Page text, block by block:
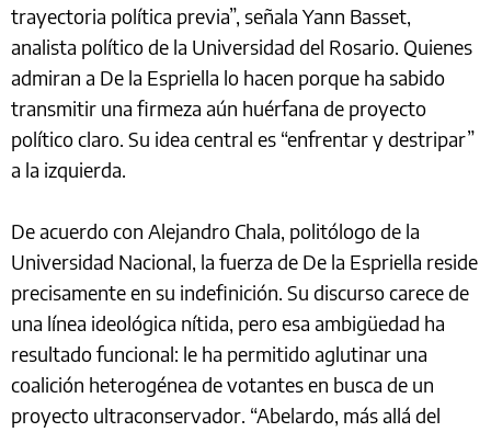
trayectoria política previa”, señala Yann Basset,
analista político de la Universidad del Rosario. Quienes
admiran a De la Espriella lo hacen porque ha sabido
transmitir una firmeza aún huérfana de proyecto
político claro. Su idea central es “enfrentar y destripar”
a la izquierda.
De acuerdo con Alejandro Chala, politólogo de la
Universidad Nacional, la fuerza de De la Espriella reside
precisamente en su indefinición. Su discurso carece de
una línea ideológica nítida, pero esa ambigüedad ha
resultado funcional: le ha permitido aglutinar una
coalición heterogénea de votantes en busca de un
proyecto ultraconservador. “Abelardo, más allá del